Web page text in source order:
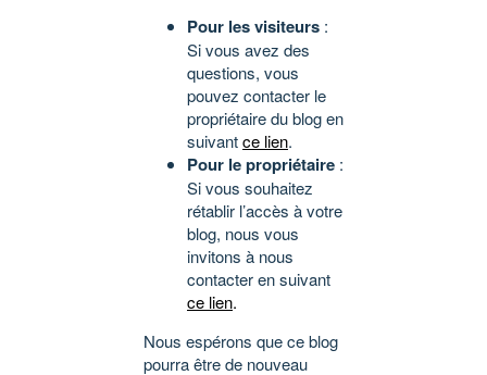
Pour les visiteurs :
Si vous avez des
questions, vous
pouvez contacter le
propriétaire du blog en
suivantce lien.
Pour le propriétaire :
Si vous souhaitez
rétablir l’accès à votre
blog, nous vous
invitons à nous
contacter en suivant
ce lien.
Nous espérons que ce blog
pourra être de nouveau